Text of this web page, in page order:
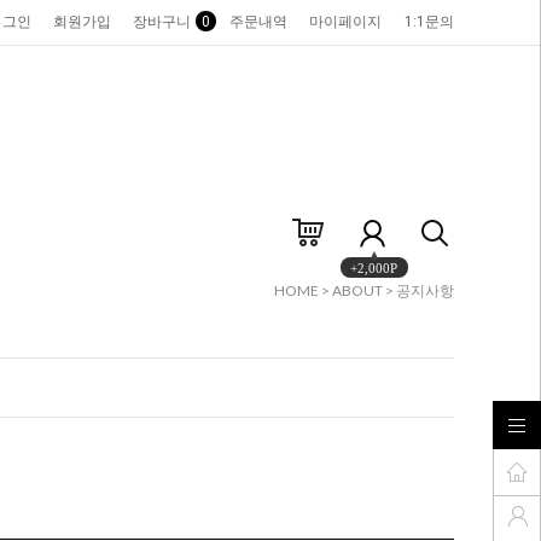
인 회원가입 장바구니 0 주문내역 마이페이지 1:1문의
+2,000P
HOME > ABOUT > 공지사항